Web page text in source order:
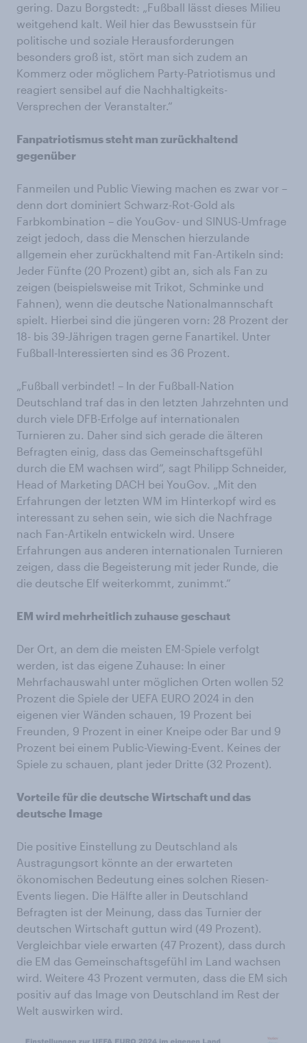
gering. Dazu Borgstedt: „Fußball lässt dieses Milieu
weitgehend kalt. Weil hier das Bewusstsein für
politische und soziale Herausforderungen
besonders groß ist, stört man sich zudem an
Kommerz oder möglichem Party-Patriotismus und
reagiert sensibel auf die Nachhaltigkeits-
Versprechen der Veranstalter.“
Fanpatriotismus steht man zurückhaltend
gegenüber
Fanmeilen und Public Viewing machen es zwar vor –
denn dort dominiert Schwarz-Rot-Gold als
Farbkombination – die YouGov- und SINUS-Umfrage
zeigt jedoch, dass die Menschen hierzulande
allgemein eher zurückhaltend mit Fan-Artikeln sind:
Jeder Fünfte (20 Prozent) gibt an, sich als Fan zu
zeigen (beispielsweise mit Trikot, Schminke und
Fahnen), wenn die deutsche Nationalmannschaft
spielt. Hierbei sind die jüngeren vorn: 28 Prozent der
18- bis 39-Jährigen tragen gerne Fanartikel. Unter
Fußball-Interessierten sind es 36 Prozent.
„Fußball verbindet! – In der Fußball-Nation
Deutschland traf das in den letzten Jahrzehnten und
durch viele DFB-Erfolge auf internationalen
Turnieren zu. Daher sind sich gerade die älteren
Befragten einig, dass das Gemeinschaftsgefühl
durch die EM wachsen wird“, sagt Philipp Schneider,
Head of Marketing DACH bei YouGov. „Mit den
Erfahrungen der letzten WM im Hinterkopf wird es
interessant zu sehen sein, wie sich die Nachfrage
nach Fan-Artikeln entwickeln wird. Unsere
Erfahrungen aus anderen internationalen Turnieren
zeigen, dass die Begeisterung mit jeder Runde, die
die deutsche Elf weiterkommt, zunimmt.“
EM wird mehrheitlich zuhause geschaut
Der Ort, an dem die meisten EM-Spiele verfolgt
werden, ist das eigene Zuhause: In einer
Mehrfachauswahl unter möglichen Orten wollen 52
Prozent die Spiele der UEFA EURO 2024 in den
eigenen vier Wänden schauen, 19 Prozent bei
Freunden, 9 Prozent in einer Kneipe oder Bar und 9
Prozent bei einem Public-Viewing-Event. Keines der
Spiele zu schauen, plant jeder Dritte (32 Prozent).
Vorteile für die deutsche Wirtschaft und das
deutsche Image
Die positive Einstellung zu Deutschland als
Austragungsort könnte an der erwarteten
ökonomischen Bedeutung eines solchen Riesen-
Events liegen. Die Hälfte aller in Deutschland
Befragten ist der Meinung, dass das Turnier der
deutschen Wirtschaft guttun wird (49 Prozent).
Vergleichbar viele erwarten (47 Prozent), dass durch
die EM das Gemeinschaftsgefühl im Land wachsen
wird. Weitere 43 Prozent vermuten, dass die EM sich
positiv auf das Image von Deutschland im Rest der
Welt auswirken wird.